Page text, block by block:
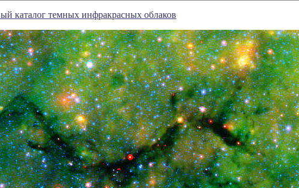
каталог темных инфракрасных облаков